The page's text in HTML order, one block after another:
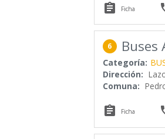
 Ficha
6 Buses
Categoría:
Dirección:
Comuna:
 Ficha